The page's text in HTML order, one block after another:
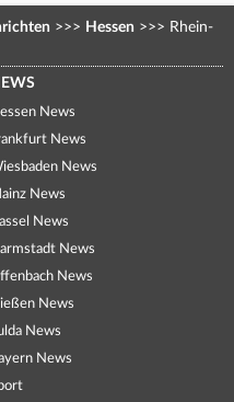
>>> Hessen >>> Rhein-
News
News
News
News
News
News
News
News
News
News